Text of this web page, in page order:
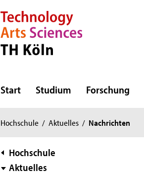
Direkt zur Hauptnavigation
Direkt zur Subnavigation
Direkt zum Inhalt
Direkt zum Fußbereich
Start Studium Forschung
Sie
hier:
Hochschule / Aktuelles / Nachrichten
Subnavigation
Hochschule
Aktuelles